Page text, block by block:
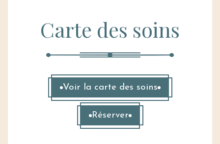
Carte des soins
Voir la carte des soins
Réserver